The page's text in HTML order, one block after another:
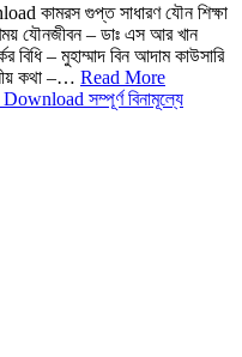
কামরস গুপ্ত সাধারণ যৌন শিক্ষা
যৌনজীবন – ডাঃ এস আর খান
– মুহাম্মাদ বিন আদাম কাউসারি
কথা –… Read More
সম্পূর্ণ বিনামূল্যে